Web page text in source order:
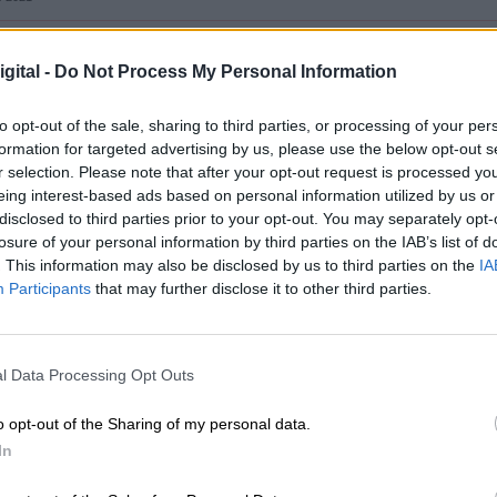
- Do Not Process My Personal Information
opt-out of the sale, sharing to third parties, or processing of your
for targeted advertising by us, please use the below opt-out
selection. Please note that after your opt-out request is processed
interest-based ads based on personal information utilized by us
to third parties prior to your opt-out. You may separately
of your personal information by third parties on the IAB’s list of
This information may also be disclosed by us to third parties on the
Participants that may further disclose it to other third parties.
Data Processing Opt Outs
opt-out of the Sharing of my personal data.
electoral
de explicar sus propuestas a la
una idea de qué quieren hacer para dirigir su
para ello. Es por esto por lo que no ha
elindulto de los presos del procés ,
actualmente la justicia maneja:“Quien vincule
se equivoca. (…)Nadie debe tener
favor del estado de derecho”. Por el
opinión respecto a larevisión del Código
directa con un momento procesal:
hace unos días el Ministerio de Justicia en
la enfermedad
artísticas hay que hilar fino. (…) Coincide
en prisión pronto, y por tanto es el
no lo veo una vinculación directa.